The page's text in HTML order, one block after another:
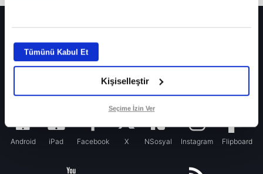
Tümünü Kabul Et
Kişiselleştir
Seçime İzin Ver
Fenerbahçe’de sürpriz ayrılık ihtimali! Devre arasında gelmişti
Fenerbahçe’nin yeni transferi Mason Greenwood için olay sözler!
Galatasaray’da rota yeniden Thiago Almada!
Android iPad Facebook X NSosyal Instagram Flipboard